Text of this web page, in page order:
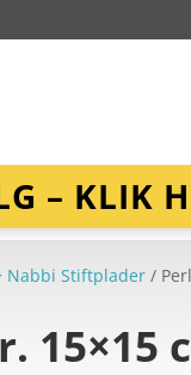
– KLIK
Nabbi Stiftplader /
15×15